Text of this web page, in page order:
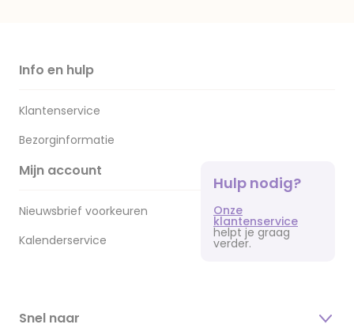
Info en hulp
Klantenservice
Bezorginformatie
Mijn account
Nieuwsbrief voorkeuren
Kalenderservice
Hulp nodig?
Onze
klantenservice
helpt je graag
verder.
Snel naar